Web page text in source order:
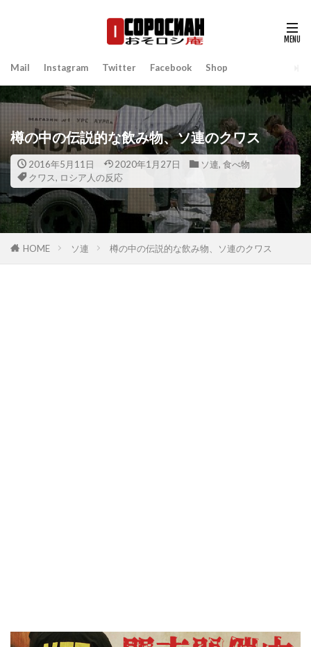
Mail Instagram Twitter Facebook Shop
樽の中の伝説的な飲み物、ソ連のクワス
2016年5月11日 2020年1月27日 ソ連, 食べ物
クワス, ロシア人の反応
HOME ソ連 樽の中の伝説的な飲み物、ソ連のクワス